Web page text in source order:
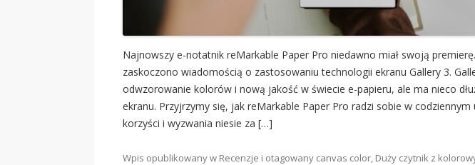
Najnowszy e-notatnik reMarkable Paper Pro niedawno miał swoją
zaskoczono wiadomością o zastosowaniu technologii ekranu Gallery 3.
odwzorowanie kolorów i nową jakość w świecie e-papieru, ale ma nieco
ekranu. Przyjrzymy się, jak reMarkable Paper Pro radzi sobie w
korzyści i wyzwania niesie za […]
Wpis opublikowany w Recenzje i otagowany canvas color, Duży czytnik z